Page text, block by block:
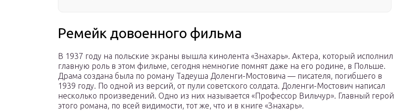
Ремейк довоенного фильма
В 1937 году на польские экраны вышла кинолента «Знахарь». Актера, который исполнил
главную роль в этом фильме, сегодня немногие помнят даже на его родине, в Польше.
Драма создана была по роману Тадеуша Доленги-Мостовича — писателя, погибшего в
1939 году. По одной из версий, от пули советского солдата. Доленги-Мостович написал
несколько произведений. Одно из них называется «Профессор Вильчур». Главный герой
этого романа, по всей видимости, тот же, что и в книге «Знахарь».